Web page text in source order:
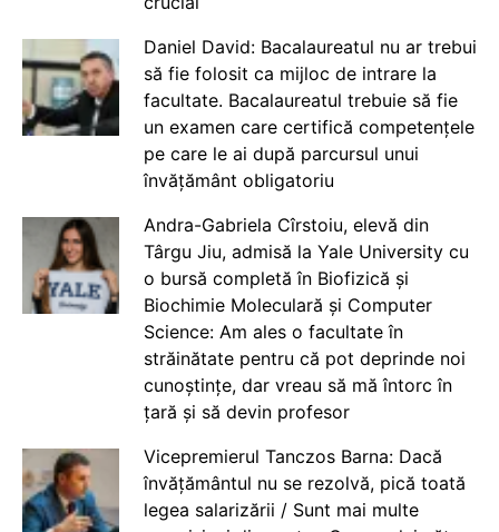
Daniel David: Bacalaureatul nu ar trebui
să fie folosit ca mijloc de intrare la
facultate. Bacalaureatul trebuie să fie
un examen care certifică competențele
pe care le ai după parcursul unui
învățământ obligatoriu
Andra-Gabriela Cîrstoiu, elevă din
Târgu Jiu, admisă la Yale University cu
o bursă completă în Biofizică și
Biochimie Moleculară și Computer
Science: Am ales o facultate în
străinătate pentru că pot deprinde noi
cunoștințe, dar vreau să mă întorc în
țară și să devin profesor
Vicepremierul Tanczos Barna: Dacă
învățământul nu se rezolvă, pică toată
legea salarizării / Sunt mai multe